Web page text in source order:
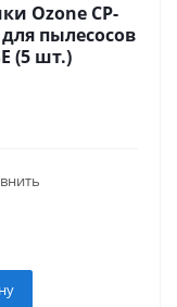
Ozone CP-
для пылесосов
(5 шт.)